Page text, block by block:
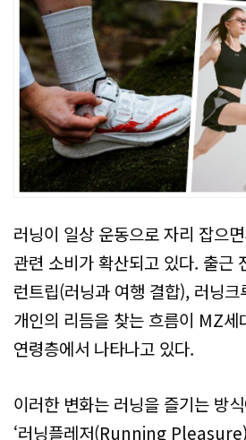
러닝이 일상 운동으로 자리 잡으
관련 소비가 확산되고 있다. 출근
런트립(러닝과 여행 결합), 러닝
개인의 리듬을 찾는 흐름이 MZ세
연령층에서 나타나고 있다.
이러한 변화는 러닝을 즐기는 방
‘러닝플레저(Running